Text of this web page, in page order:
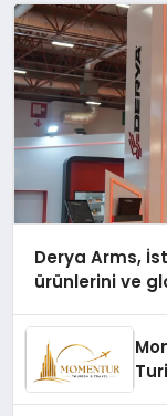
Derya Arms,
ürünlerini ve